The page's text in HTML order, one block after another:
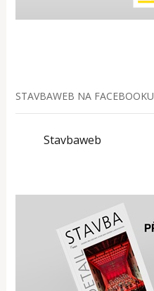
STAVBAWEB NA FACEBOOKU
Stavbaweb